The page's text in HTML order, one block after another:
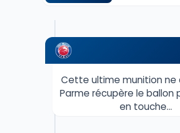
Cette ultime munition ne
Parme récupère le ballon
en touche…